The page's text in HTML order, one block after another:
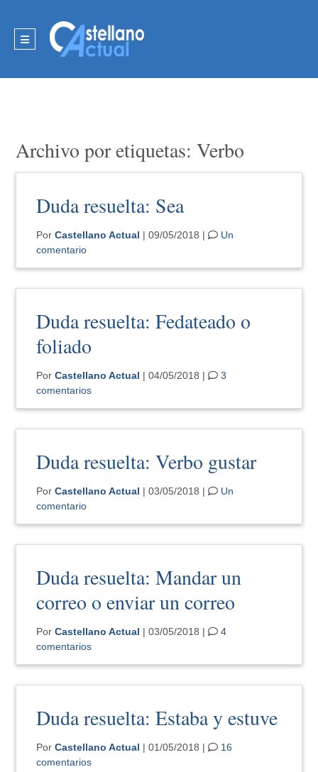
Archivo por etiquetas: Verbo
Duda resuelta: Sea
PorCastellano Actual | 09/05/2018 |
Un
comentario
Duda resuelta: Fedateado o
foliado
PorCastellano Actual | 04/05/2018 |
3
comentarios
Duda resuelta: Verbo gustar
PorCastellano Actual | 03/05/2018 |
Un
comentario
Duda resuelta: Mandar un
correo o enviar un correo
PorCastellano Actual | 03/05/2018 |
4
comentarios
Duda resuelta: Estaba y estuve
PorCastellano Actual | 01/05/2018 |
16
comentarios